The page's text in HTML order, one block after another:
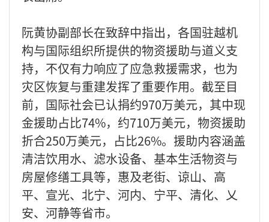
阮黄协副部长在致辞中指出，各国驻越机
构与国际组织所提供的物资援助与道义支
持，不仅有力响应了应急救援需求，也为
灾区恢复与重建发挥了重要作用。截至目
前，国际社会已认捐约970万美元，其中现
金援助占比74%，约710万美元，物资援助
折合250万美元，占比26%。援助内容涵盖
清洁饮用水、滤水设备、基本生活物资与
房屋修缮工具等，惠及老街、谅山、高
平、宣光、北宁、河内、宁平、清化、乂
安、河静等省市。